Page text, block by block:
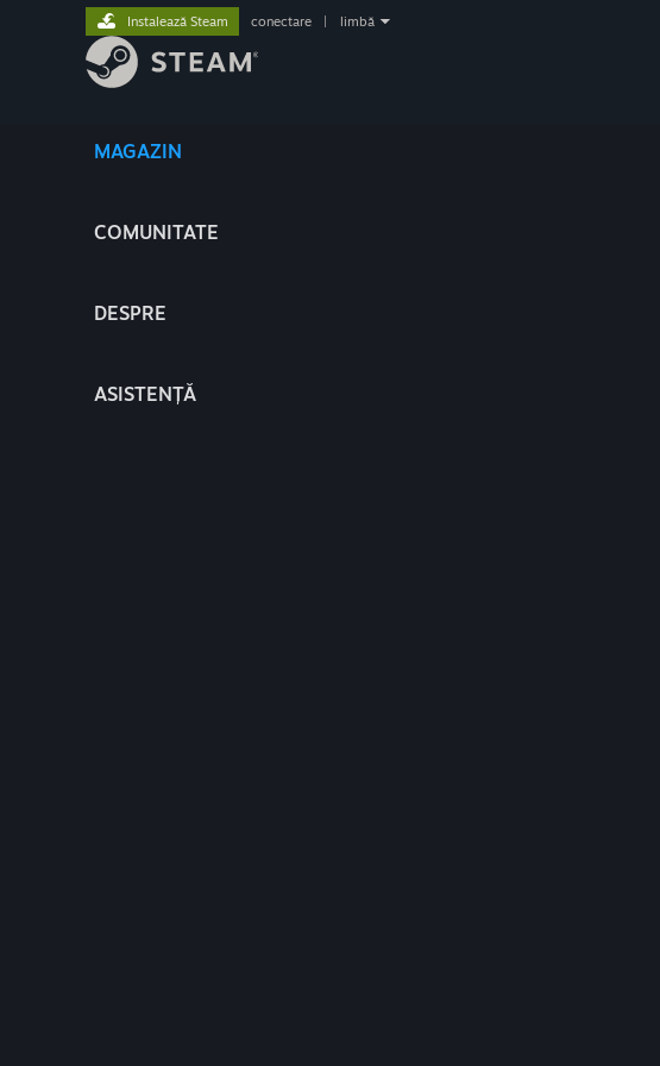
MAGAZIN
COMUNITATE
DESPRE
ASISTENȚĂ
Instalează Steam conectare limbă